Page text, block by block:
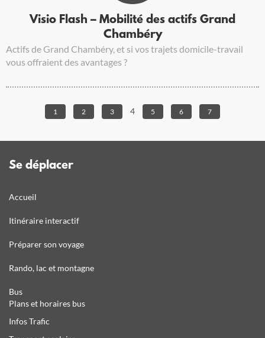
Visio Flash – Mobilité des actifs Grand
Chambéry
Actifs de Grand Chambéry, et si vos trajets domicile-travail
vous offraient des avantages ?
1 2 3 4 5 6 7
Se déplacer
Accueil
Itinéraire interactif
Préparer son voyage
Rando, lac et montagne
Bus
Plans et horaires bus
Infos Trafic